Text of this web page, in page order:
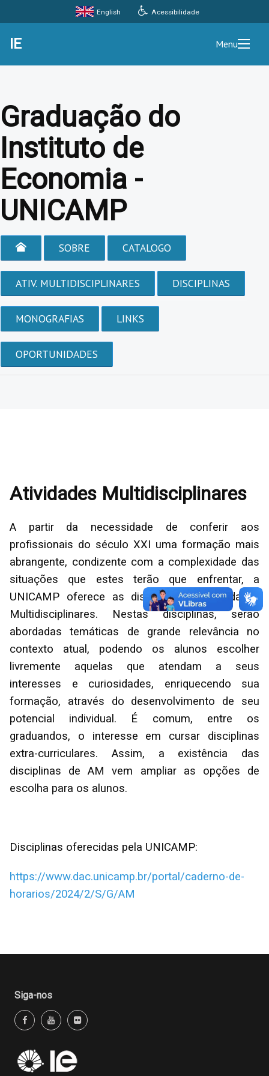
Acessibilidade
English
IE Menu
Graduação do
Instituto de
Economia -
UNICAMP
SOBRE CATALOGO
ATIV. MULTIDISCIPLINARES DISCIPLINAS
MONOGRAFIAS LINKS
OPORTUNIDADES
Atividades Multidisciplinares
A partir da necessidade de conferir aos
profissionais do século XXI uma formação mais
abrangente, condizente com a complexidade das
situações que estes terão que enfrentar, a
UNICAMP oferece as disciplinas de Atividades
Multidisciplinares. Nestas disciplinas, serão
abordadas temáticas de grande relevância no
contexto atual, podendo os alunos escolher
livremente aquelas que atendam a seus
interesses e curiosidades, enriquecendo sua
formação, através do desenvolvimento de seu
potencial individual. É comum, entre os
graduandos, o interesse em cursar disciplinas
extra-curriculares. Assim, a existência das
disciplinas de AM vem ampliar as opções de
escolha para os alunos.
Disciplinas oferecidas pela UNICAMP:
https://www.dac.unicamp.br/portal/caderno-de-
horarios/2024/2/S/G/AM
Siga-nos